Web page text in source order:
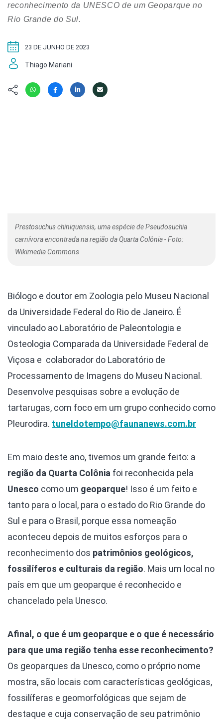
Kit
reconhecimento da UNESCO de um Geoparque no
Rio Grande do Sul.
Thiago Mariani
23 DE JUNHO DE 2023
Prestosuchus chiniquensis, uma espécie de Pseudosuchia
carnívora encontrada na região da Quarta Colônia - Foto:
Wikimedia Commons
Biólogo e doutor em Zoologia pelo Museu Nacional
da Universidade Federal do Rio de Janeiro. É
vinculado ao Laboratório de Paleontologia e
Osteologia Comparada da Universidade Federal de
Viçosa e colaborador do Laboratório de
Processamento de Imagens do Museu Nacional.
Desenvolve pesquisas sobre a evolução de
tartarugas, com foco em um grupo conhecido como
Pleurodira. tuneldotempo@faunanews.com.br
Em maio deste ano, tivemos um grande feito: a
região da Quarta Colônia foi reconhecida pela
Unesco como um geoparque! Isso é um feito e
tanto para o local, para o estado do Rio Grande do
Sul e para o Brasil, porque essa nomeação
aconteceu depois de muitos esforços para o
reconhecimento dos patrimônios geológicos,
fossilíferos e culturais da região. Mais um local no
país em que um geoparque é reconhecido e
chancelado pela Unesco.
Afinal, o que é um geoparque e o que é necessário
para que uma região tenha esse reconhecimento?
Os geoparques da Unesco, como o próprio nome
mostra, são locais com características geológicas,
fossilíferas e geomorfológicas que sejam de
destaque e cuja conservação de seu patrimônio